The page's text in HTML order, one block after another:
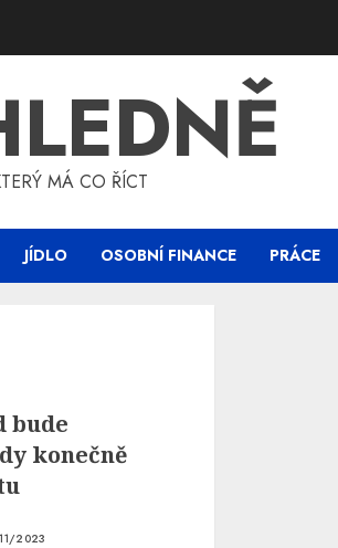
MÁ CO ŘÍCT
JÍDLO OSOBNÍ FINANCE PRÁCE
bude
konečně
2023